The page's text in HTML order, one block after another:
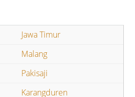
Jawa Timur
Malang
Pakisaji
Karangduren